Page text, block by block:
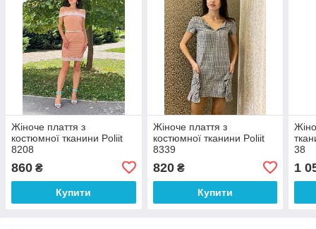
Жіноче плаття з
костюмної тканини Poliit
8208
860 ₴
Купити
Жіноче плаття з
костюмної тканини Poliit
8339
820₴
Купити
38
1